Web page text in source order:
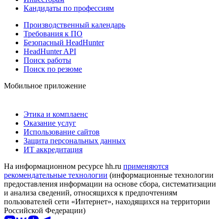
Кандидаты по профессиям
Производственный календарь
Требования к ПО
Безопасный HeadHunter
HeadHunter API
Поиск работы
Поиск по резюме
Мобильное приложение
Этика и комплаенс
Оказание услуг
Использование сайтов
Защита персональных данных
ИТ аккредитация
На информационном ресурсе hh.ru применяются
рекомендательные технологии (информационные технологии
предоставления информации на основе сбора, систематизации
и анализа сведений, относящихся к предпочтениям
пользователей сети «Интернет», находящихся на территории
Российской Федерации)